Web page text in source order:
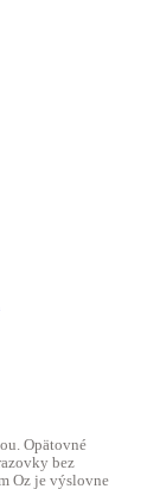
Opätovné
bez
Oz je výslovne